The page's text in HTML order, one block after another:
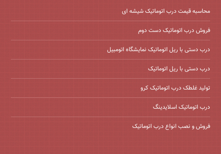
محاسبه قیمت درب اتوماتیک شیشه ‌ای
فروش درب اتوماتیک دست دوم
درب دستی با ریل اتوماتیک نمایشگاه اتومبیل
درب دستی با ریل اتوماتیک
تولید غلطک درب اتوماتیک کرو
درب اتوماتیک اسلایدینگ
فروش و نصب انواع درب اتوماتیک